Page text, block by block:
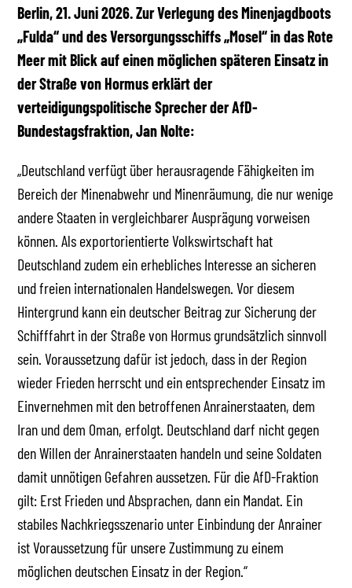
Berlin, 21. Juni 2026. Zur Verlegung des Minenjagdboots
„Fulda“ und des Versorgungsschiffs „Mosel“ in das Rote
Meer mit Blick auf einen möglichen späteren Einsatz in
der Straße von Hormus erklärt der
verteidigungspolitische Sprecher der AfD-
Bundestagsfraktion, Jan Nolte:
„Deutschland verfügt über herausragende Fähigkeiten im
Bereich der Minenabwehr und Minenräumung, die nur wenige
andere Staaten in vergleichbarer Ausprägung vorweisen
können. Als exportorientierte Volkswirtschaft hat
Deutschland zudem ein erhebliches Interesse an sicheren
und freien internationalen Handelswegen. Vor diesem
Hintergrund kann ein deutscher Beitrag zur Sicherung der
Schifffahrt in der Straße von Hormus grundsätzlich sinnvoll
sein. Voraussetzung dafür ist jedoch, dass in der Region
wieder Frieden herrscht und ein entsprechender Einsatz im
Einvernehmen mit den betroffenen Anrainerstaaten, dem
Iran und dem Oman, erfolgt. Deutschland darf nicht gegen
den Willen der Anrainerstaaten handeln und seine Soldaten
damit unnötigen Gefahren aussetzen. Für die AfD-Fraktion
gilt: Erst Frieden und Absprachen, dann ein Mandat. Ein
stabiles Nachkriegsszenario unter Einbindung der Anrainer
ist Voraussetzung für unsere Zustimmung zu einem
möglichen deutschen Einsatz in der Region.“